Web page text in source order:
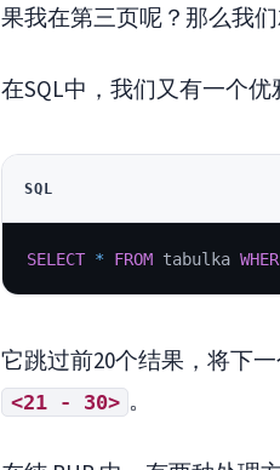
果我在第三页呢？那么我
在SQL中，我们又有一个优
SQL
SELECT * FROM tabulka
它跳过前20个结果，将下
<21 - 30> 。